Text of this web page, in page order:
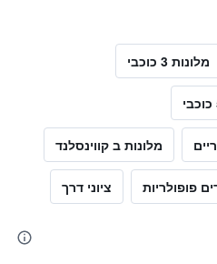
מלונות 3 כוכבי
מלונות ב קווינסלנד
פופולריות ציוני דרך